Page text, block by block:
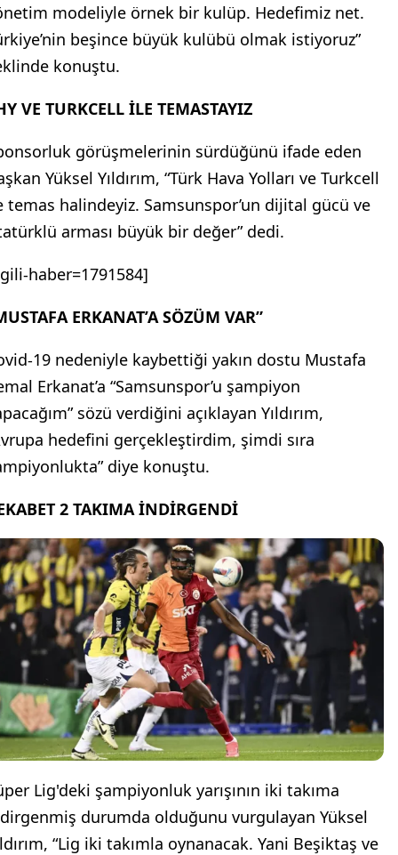
modeliyle örnek bir kulüp. Hedefimiz net.
beşince büyük kulübü olmak istiyoruz”
konuştu.
VE TURKCELL İLE TEMASTAYIZ
görüşmelerinin sürdüğünü ifade eden
Yüksel Yıldırım, “Türk Hava Yolları ve Turkcell
temas halindeyiz. Samsunspor’un dijital gücü ve
arması büyük bir değer” dedi.
haber=1791584]
ERKANAT’A SÖZÜM VAR”
19 nedeniyle kaybettiği yakın dostu Mustafa
Erkanat’a “Samsunspor’u şampiyon
sözü verdiğini açıklayan Yıldırım,
hedefini gerçekleştirdim, şimdi sıra
diye konuştu.
2 TAKIMA İNDİRGENDİ
Lig'deki şampiyonluk yarışının iki takıma
durumda olduğunu vurgulayan Yüksel
“Lig iki takımla oynanacak. Yani Beşiktaş ve